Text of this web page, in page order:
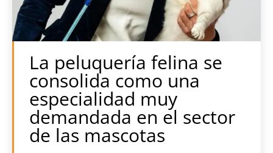
La peluquería felina se
consolida como una
especialidad muy
demandada en el sector
de las mascotas